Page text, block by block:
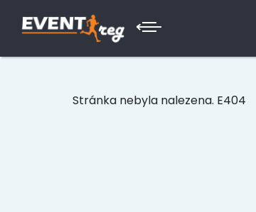
Stránka nebyla nalezena. E404